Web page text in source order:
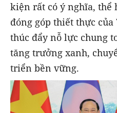
kiện rất có ý nghĩa, thể
đóng góp thiết thực
thúc đẩy nỗ lực chung
tăng trưởng xanh,
triển bền vững.